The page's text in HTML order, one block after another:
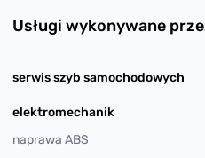
Usługi wykonywane
serwis szyb samochodowych
elektromechanik
naprawa ABS